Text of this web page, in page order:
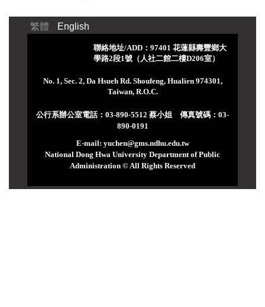
繁體 English
聯絡地址/ADD：97401 花蓮縣壽豐鄉大
學路2段1號（人社二館二樓D206室）
No. 1, Sec. 2, Da Hsueh Rd. Shoufeng, Hualien 974301,
Taiwan, R.O.C.
公行系辦公室電話：03-890-5512 蔡小姐 傳真號碼：03-
890-0191
E-mail: yuchen@gms.ndhu.edu.tw
National Dong Hwa University Department of Public
Administration © All Rights Reserved